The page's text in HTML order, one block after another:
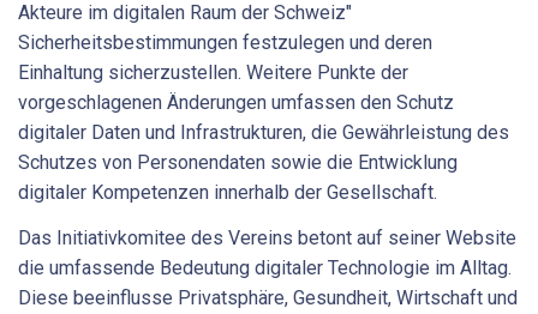
Akteure im digitalen Raum der Schweiz"
Sicherheitsbestimmungen festzulegen und deren
Einhaltung sicherzustellen. Weitere Punkte der
vorgeschlagenen Änderungen umfassen den Schutz
digitaler Daten und Infrastrukturen, die Gewährleistung des
Schutzes von Personendaten sowie die Entwicklung
digitaler Kompetenzen innerhalb der Gesellschaft.
Das Initiativkomitee des Vereins betont auf seiner Website
die umfassende Bedeutung digitaler Technologie im Alltag.
Diese beeinflusse Privatsphäre, Gesundheit, Wirtschaft und